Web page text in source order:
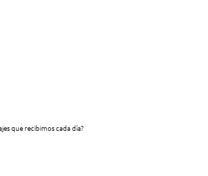
que recibimos cada día?